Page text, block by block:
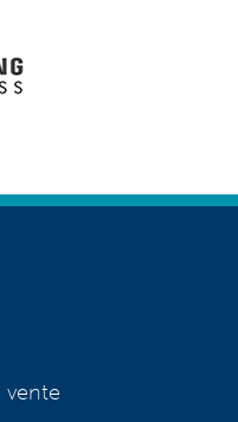
vente